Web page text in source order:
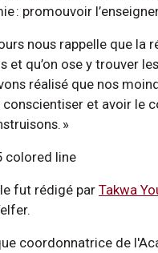
: promouvoir
nous rappelle que la
et qu’on ose y trouver
réalisé que nos
conscientiser et avoir le
»
fut rédigé parTakwa
coordonnatrice de